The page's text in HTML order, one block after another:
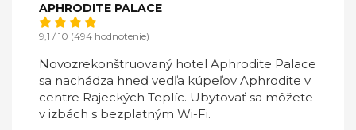
APHRODITE PALACE
9,1 / 10 (494 hodnotenie)
Novozrekonštruovaný hotel Aphrodite Palace
sa nachádza hneď vedľa kúpeľov Aphrodite v
centre Rajeckých Teplíc. Ubytovať sa môžete
v izbách s bezplatným Wi-Fi.